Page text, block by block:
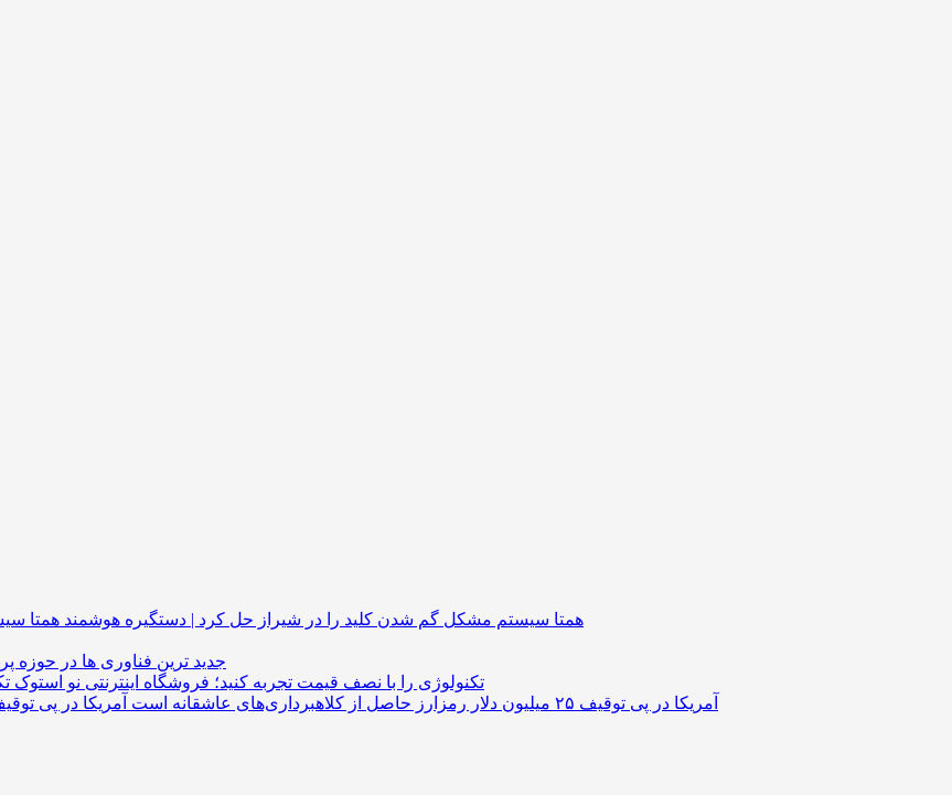
همتا سیستم مشکل گم شدن کلید را در شیراز حل کرد | دستگیره هوشمند
جدید ترین فناوری ها در حوزه
تکنولوژی را با نصف قیمت تجربه کنید؛ فروشگاه اینترنتی نو استوک
آمریکا در پی توقیف ۲۵ میلیون دلار رمزارز حاصل از کلاهبرداری‌های عاشقانه است